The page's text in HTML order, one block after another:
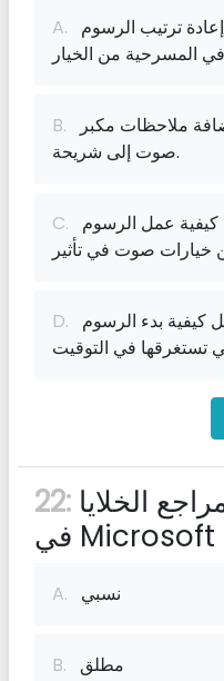
A.
B.
صوت إلى شريحة.
C.
D.
22:
A. نسبي
B. مطلق